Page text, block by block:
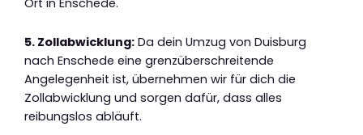
5. Zollabwicklung: Da dein Umzug von Duisburg
nach Enschede eine grenzüberschreitende
Angelegenheit ist, übernehmen wir für dich die
Zollabwicklung und sorgen dafür, dass alles
reibungslos abläuft.